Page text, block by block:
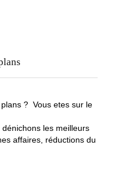
? Vous etes sur le
les meilleurs
affaires, réductions du